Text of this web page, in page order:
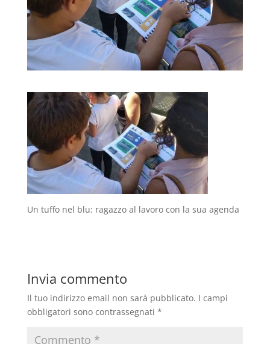
Un tuffo nel blu: ragazzo al lavoro con la sua agenda
Invia commento
Il tuo indirizzo email non sarà pubblicato. I campi
obbligatori sono contrassegnati *